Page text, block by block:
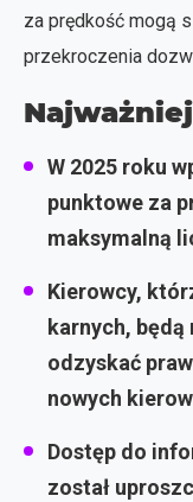
za prędkość mogą
przekroczenia
W 2025 roku
punktowe za
maksymalną
Kierowcy,
karnych,
odzyskać
nowych
Dostęp do
został